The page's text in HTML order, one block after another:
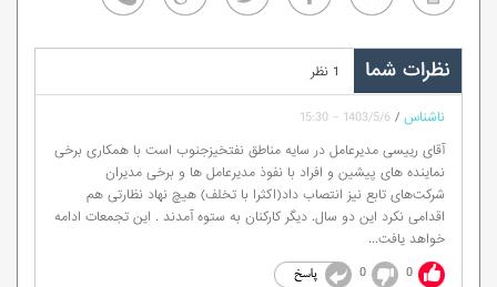
نظرات شما 1 نظر
ناشناس /
1403/5/6 - 15:30
آقای رییسی مدیرعامل در سایه مناطق نفتخیزجنوب است با همکاری برخی
نماینده های پیشین و افراد با نفوذ مدیرعامل ها و برخی مدیران
شرکت‌های تابع نیز انتصاب داد(اکثرا با تخلف) هیچ نهاد نظارتی هم
اقدامی نکرد این دو سال. دیگر کارکنان به ستوه آمدند . این تجمعات ادامه
خواهد یافت...
0
0